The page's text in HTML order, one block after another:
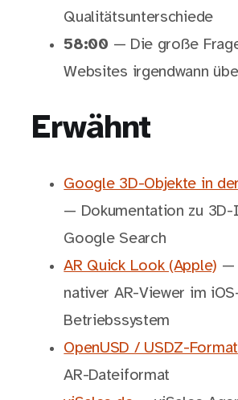
Qualitätsunterschiede
58:00 — Die große
Websites irgendwann
Erwähnt
Google 3D-Objekte in
— Dokumentation zu 3D-
Google Search
AR Quick Look (Apple) —
nativer AR-Viewer im
Betriebssystem
OpenUSD / USDZ-Format
AR-Dateiformat